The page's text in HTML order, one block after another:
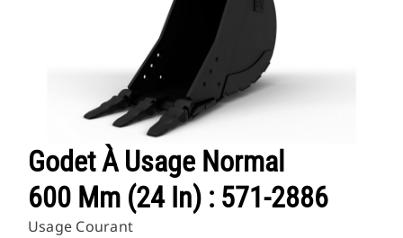
Godet À Usage Normal
600 Mm (24 In) : 571-2886
Usage Courant